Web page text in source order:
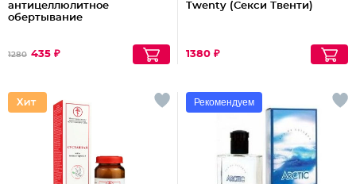
антицеллюлитное
обертывание
1280 435 ₽
Twenty (Секси Твенти)
1380 ₽
Рекомендуем